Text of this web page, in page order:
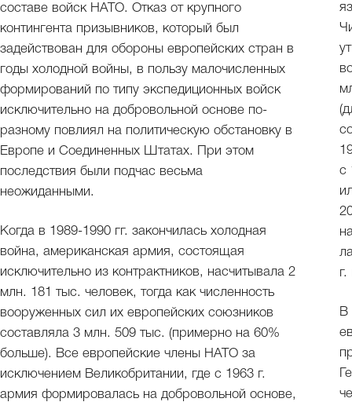
составе войск НАТО. Отказ от крупного
контингента призывников, который был
задействован для обороны европейских стран в
годы холодной войны, в пользу малочисленных
формирований по типу экспедиционных войск
исключительно на добровольной основе по-
разному повлиял на политическую обстановку в
Европе и Соединенных Штатах. При этом
последствия были подчас весьма
неожиданными.
Когда в 1989-1990 гг. закончилась холодная
война, американская армия, состоящая
исключительно из контрактников, насчитывала 2
млн. 181 тыс. человек, тогда как численность
вооруженных сил их европейских союзников
составляла 3 млн. 509 тыс. (примерно на 60%
больше). Все европейские члены НАТО за
исключением Великобритании, где с 1963 г.
армия формировалась на добровольной основе,
с
В